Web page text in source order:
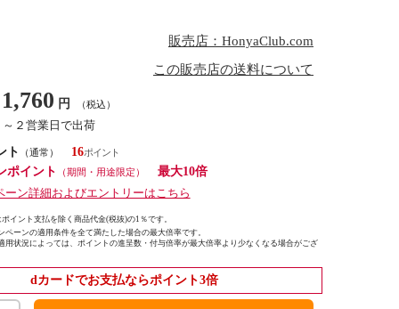
販売店：HonyaClub.com
この販売店の送料について
1,760 円 （税込）
～２営業日で出荷
ト
（通常）
16
ポイント
（期間・用途限定）
最大10倍
ーン詳細およびエントリーはこちら
イント支払を除く商品代金(税抜)の1％です。
ペーンの適用条件を全て満たした場合の最大倍率です。
用状況によっては、ポイントの進呈数・付与倍率が最大倍率より少なくなる場合がござ
dカードでお支払ならポイント3倍